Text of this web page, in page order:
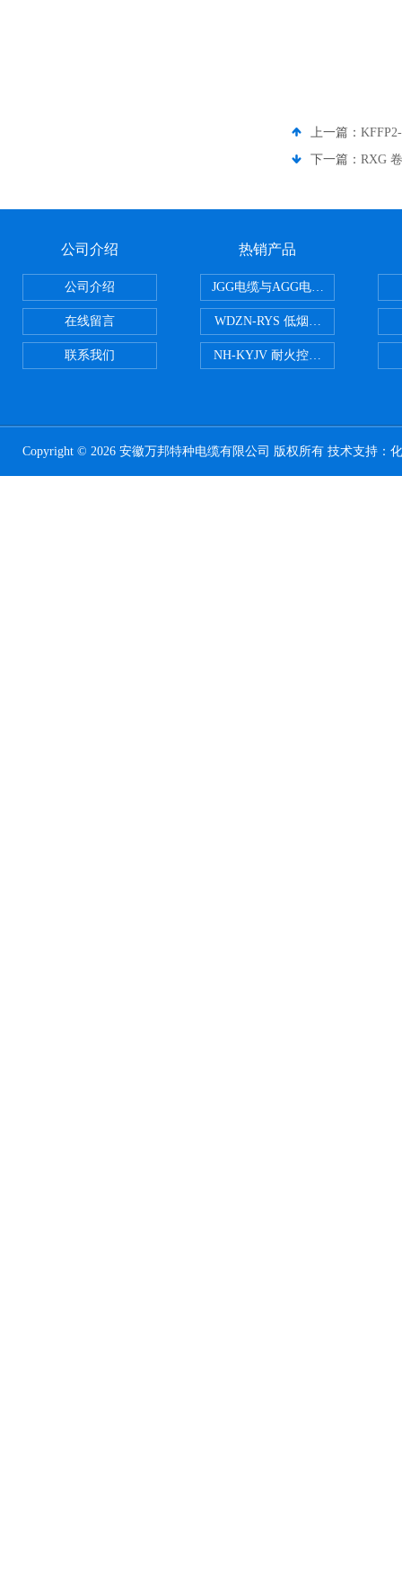
上一篇：
下一篇： RXG
公司介绍
公司介绍
在线留言
联系我们
热销产品
JGG电缆与AGG电缆有什么区别
WDZN-RYS 低烟无卤耐火双绞线
NH-KYJV 耐火控制电缆
Copyright © 2026 安徽万邦特种电缆有限公司 版权所有 技术支持：